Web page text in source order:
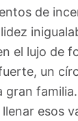
de
el lujo de
un
gran
esos